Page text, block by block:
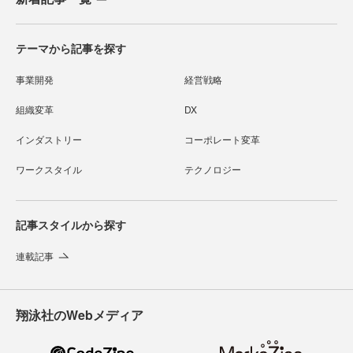
テーマから記事を探す
事業開発 経営戦略
組織変革 DX
インダストリー コーポレート変革
ワークスタイル テクノロジー
記事スタイルから探す
連載記事
翔泳社のWebメディア